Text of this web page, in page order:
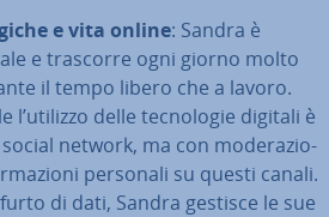
e vita online: Sandra è
e trascorre ogni giorno molto
il tempo libero che a lavoro.
l’utilizzo delle tec­no­lo­gie digitali è
network, ma con mo­de­ra­zio­
personali su questi canali.
di dati, Sandra gestisce le sue